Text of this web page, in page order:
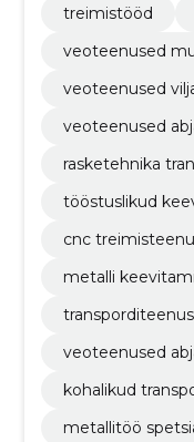
treimistööd
veoteenused
veoteenused
veoteenused
rasketehnika
tööstuslikud
cnc
metalli
veoteenused
kohalikud
metallitöö